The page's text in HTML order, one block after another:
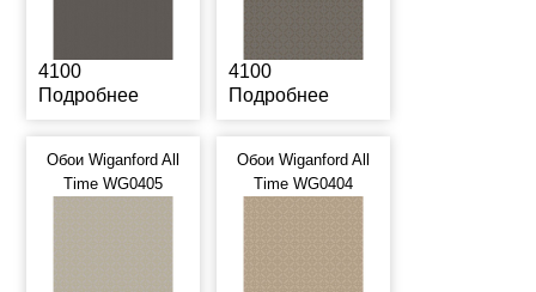
4100
Подробнее
4100
Подробнее
Обои Wiganford All
Time WG0405
Обои Wiganford All
Time WG0404